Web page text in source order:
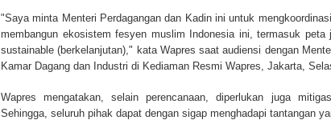
"Saya minta Menteri Perdagangan dan Kadin ini untuk
membangun ekosistem fesyen muslim Indonesia ini, termasuk peta
sustainable (berkelanjutan)," kata Wapres saat audiensi dengan
Kamar Dagang dan Industri di Kediaman Resmi Wapres, Jakarta,
Wapres mengatakan, selain perencanaan, diperlukan juga
Sehingga, seluruh pihak dapat dengan sigap menghadapi tantangan